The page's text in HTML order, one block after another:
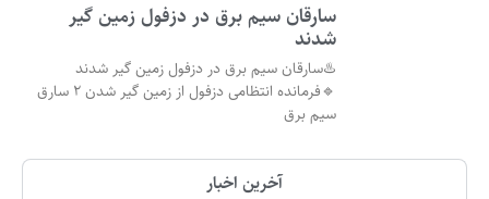
سارقان سیم برق در دزفول زمین گیر
شدند
♨️سارقان سیم برق در دزفول زمین گیر شدند
🔹فرمانده انتظامی دزفول از زمین گیر شدن ۲ سارق
سیم برق
آخرین اخبار